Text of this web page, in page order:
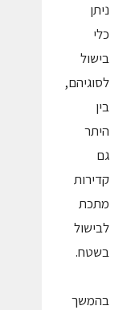
ניתן
כלי
בישול
לסוגיהם,
בין
היתר
גם
קדירות
מתכת
לבישול
בשטח.
בהמשך